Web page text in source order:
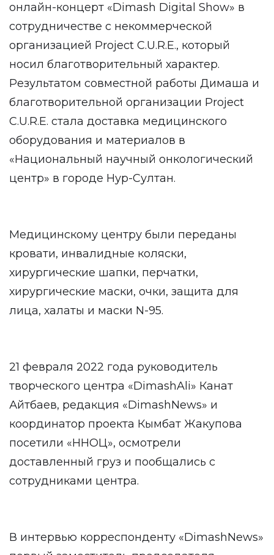
онлайн-концерт «Dimash Digital Show» в
сотрудничестве с некоммерческой
организацией Project C.U.R.E., который
носил благотворительный характер.
Результатом совместной работы Димаша и
благотворительной организации Project
C.U.R.E. стала доставка медицинского
оборудования и материалов в
«Национальный научный онкологический
центр» в городе Нур-Султан.
Медицинскому центру были переданы
кровати, инвалидные коляски,
хирургические шапки, перчатки,
хирургические маски, очки, защита для
лица, халаты и маски N-95.
21 февраля 2022 года руководитель
творческого центра «DimashAli» Канат
Айтбаев, редакция «DimashNews» и
координатор проекта Кымбат Жакупова
посетили «ННОЦ», осмотрели
доставленный груз и пообщались с
сотрудниками центра.
В интервью корреспонденту «DimashNews»